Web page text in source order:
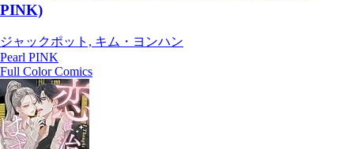
PINK)
ジャックポット, キム・ヨンハン
Pearl PINK
Full Color Comics